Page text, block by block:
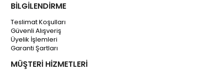
BİLGİLENDİRME
Teslimat Koşulları
Güvenli Alışveriş
Üyelik İşlemleri
Garanti Şartları
MÜŞTERİ HİZMETLERİ